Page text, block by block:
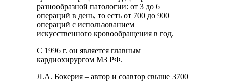
разнообразной патологии: от 3 до 6
операций в день, то есть от 700 до 900
операций с использованием
искусственного кровообращения в год.
С 1996 г. он является главным
кардиохирургом МЗ РФ.
Л.А. Бокерия – автор и соавтор свыше 3700